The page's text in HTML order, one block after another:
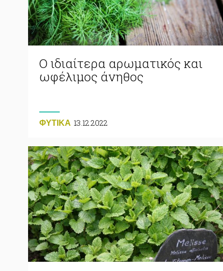
Ο ιδιαίτερα αρωματικός και
ωφέλιμος άνηθος
ΦΥΤΙΚA 13.12.2022